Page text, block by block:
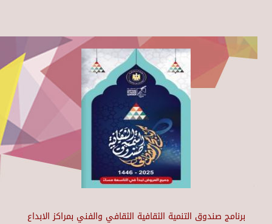
برنامج صندوق التنمية الثقافية الثقافي والفني بمراكز الابداع